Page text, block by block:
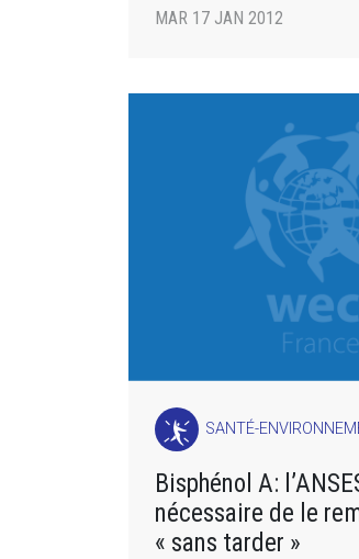
MAR 17 JAN 2012
SANTÉ-
Bisphénol A:
nécessaire de le
« sans tarder »